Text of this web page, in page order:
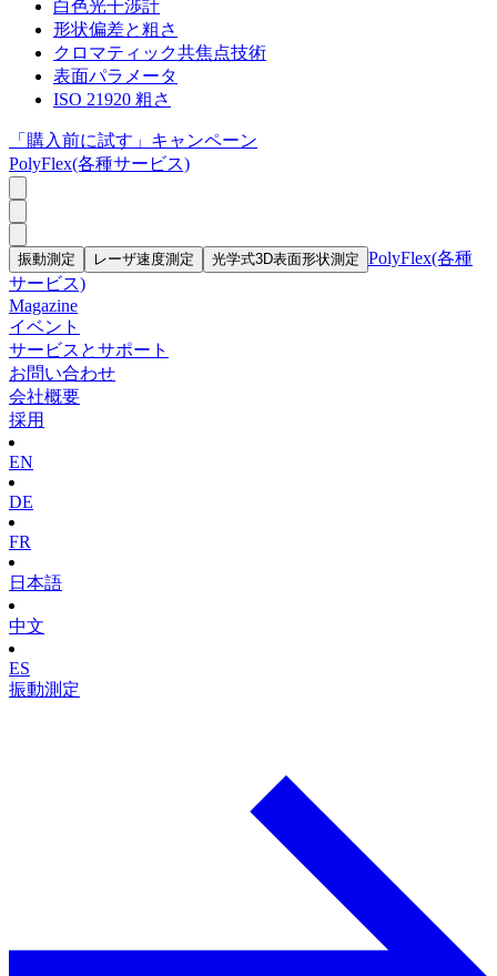
白色光干渉計
形状偏差と粗さ
クロマティック共焦点技術
表面パラメータ
ISO 21920 粗さ
「購入前に試す」キャンペーン
PolyFlex(各種サービス)
振動測定 レーザ速度測定 光学式3D表面形状測定 PolyFlex(各種
サービス)
Magazine
イベント
サービスとサポート
お問い合わせ
会社概要
採用
EN
DE
FR
日本語
中文
ES
振動測定